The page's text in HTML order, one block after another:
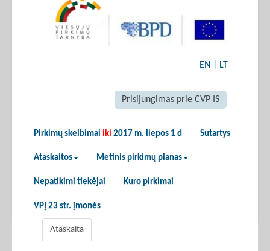
EN LT
Prisijungimas prie CVP IS
Pirkimų skelbimai iki 2017 m. liepos 1 d Sutartys
Ataskaitos Metinis pirkimų planas
Nepatikimi tiekėjai Kuro pirkimai
VPĮ 23 str. įmonės
Ataskaita